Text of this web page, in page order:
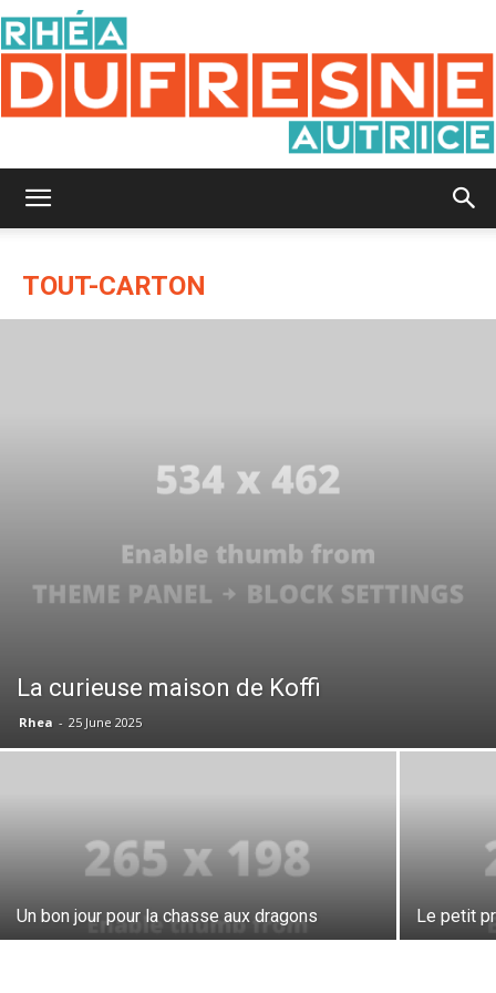
Dufresne
TOUT-CARTON
La curieuse maison de Koffi
Rhea - 25 June 2025
Un bon jour pour la chasse aux dragons Le petit